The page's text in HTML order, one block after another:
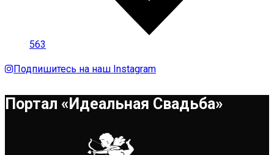
563
Подпишитесь на наш Instagram
Портал «Идеальная Свадьба»